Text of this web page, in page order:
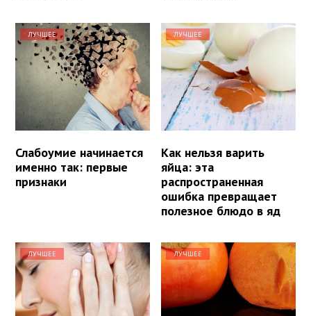
ЛУЧШЕЕ
Слабоумие начинается
именно так: первые
признаки
ЛУЧШЕЕ
Как нельзя варить
яйца: эта
распространенная
ошибка превращает
полезное блюдо в яд
ЛУЧШЕЕ ЛУЧШЕЕ